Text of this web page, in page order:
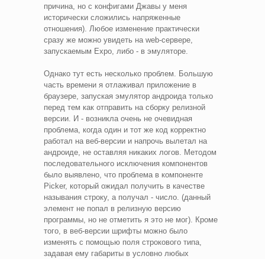
причина, но с конфигами Джавы у меня
исторически сложились напряженные
отношения). Любое изменение практически
сразу же можно увидеть на web-сервере,
запускаемым Expo, либо - в эмуляторе.
Однако тут есть несколько проблем. Большую
часть времени я отлаживал приложение в
браузере, запуская эмулятор андроида только
перед тем как отправить на сборку релизной
версии. И - возникла очень не очевидная
проблема, когда один и тот же код корректно
работал на веб-версии и напрочь вылетал на
андроиде, не оставляя никаких логов. Методом
последовательного исключения компонентов
было выявлено, что проблема в компоненте
Picker, который ожидал получить в качестве
называния строку, а получал - число. (данный
элемент не попал в релизную версию
программы, но не отметить я это не мог). Кроме
того, в веб-версии шрифты можно было
изменять с помощью поля строкового типа,
задавая ему габариты в условно любых